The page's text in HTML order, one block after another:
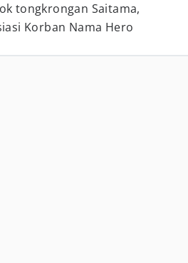
tongkrongan Saitama,
Korban Nama Hero